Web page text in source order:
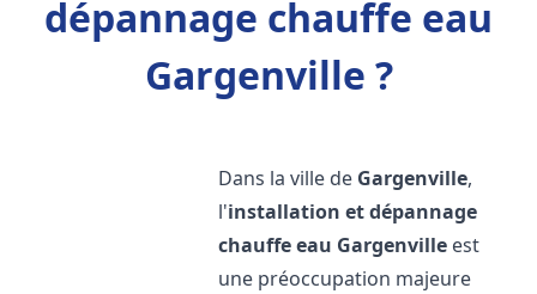
dépannage chauffe eau
Gargenville ?
Dans la ville de Gargenville,
l'installation et dépannage
chauffe eau Gargenville est
une préoccupation majeure